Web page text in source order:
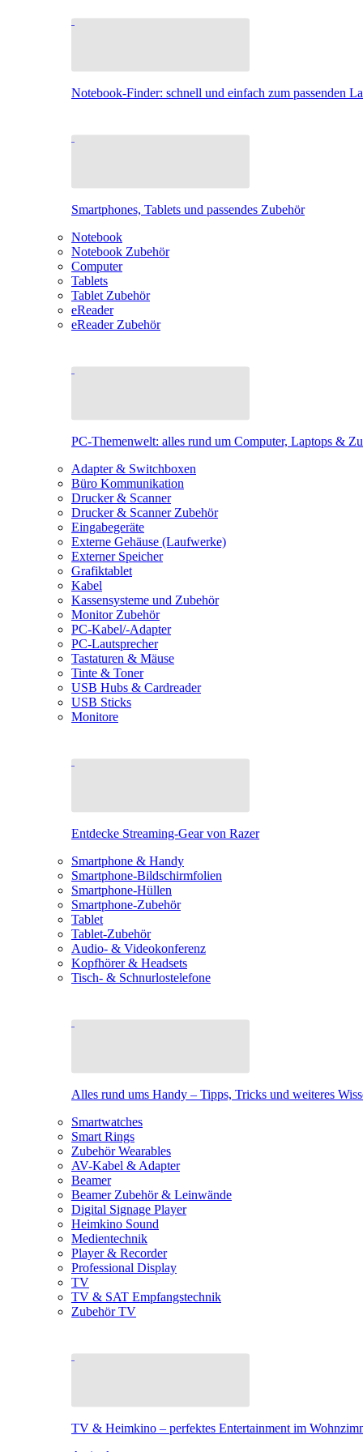
Notebook-Finder: schnell und einfach zum passenden
Smartphones, Tablets und passendes Zubehör
Notebook
Notebook Zubehör
Computer
Tablets
Tablet Zubehör
eReader
eReader Zubehör
PC-Themenwelt: alles rund um Computer, Laptops &
Adapter & Switchboxen
Büro Kommunikation
Drucker & Scanner
Drucker & Scanner Zubehör
Eingabegeräte
Externe Gehäuse (Laufwerke)
Externer Speicher
Grafiktablet
Kabel
Kassensysteme und Zubehör
Monitor Zubehör
PC-Kabel/-Adapter
PC-Lautsprecher
Tastaturen & Mäuse
Tinte & Toner
USB Hubs & Cardreader
USB Sticks
Monitore
Entdecke Streaming-Gear von Razer
Smartphone & Handy
Smartphone-Bildschirmfolien
Smartphone-Hüllen
Smartphone-Zubehör
Tablet
Tablet-Zubehör
Audio- & Videokonferenz
Kopfhörer & Headsets
Tisch- & Schnurlostelefone
Alles rund ums Handy – Tipps, Tricks und weiteres
Smartwatches
Smart Rings
Zubehör Wearables
AV-Kabel & Adapter
Beamer
Beamer Zubehör & Leinwände
Digital Signage Player
Heimkino Sound
Medientechnik
Player & Recorder
Professional Display
TV
TV & SAT Empfangstechnik
Zubehör TV
TV & Heimkino – perfektes Entertainment im